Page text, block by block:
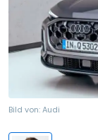
Bild von:Audi